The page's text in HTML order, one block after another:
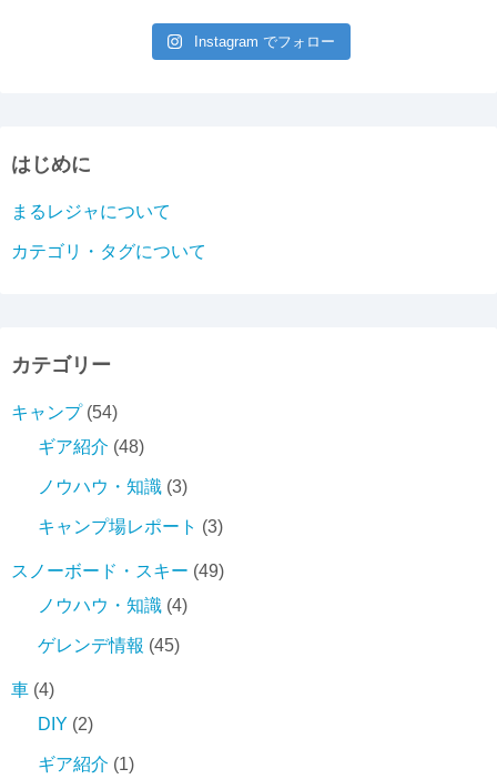
Instagram でフォロー
はじめに
まるレジャについて
カテゴリ・タグについて
カテゴリー
キャンプ(54)
ギア紹介 (48)
ノウハウ・知識 (3)
キャンプ場レポート (3)
スノーボード・スキー (49)
ノウハウ・知識 (4)
ゲレンデ情報 (45)
車 (4)
DIY (2)
ギア紹介 (1)